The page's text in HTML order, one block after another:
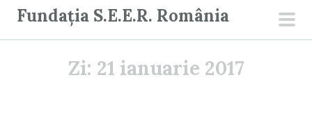
Fundația S.E.E.R. România
Zi: 21 ianuarie 2017